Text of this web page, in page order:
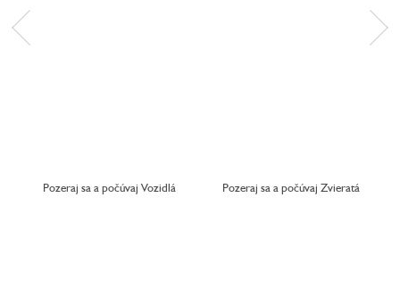
Pozeraj sa a počúvaj Vozidlá Pozeraj sa a počúvaj Zvieratá